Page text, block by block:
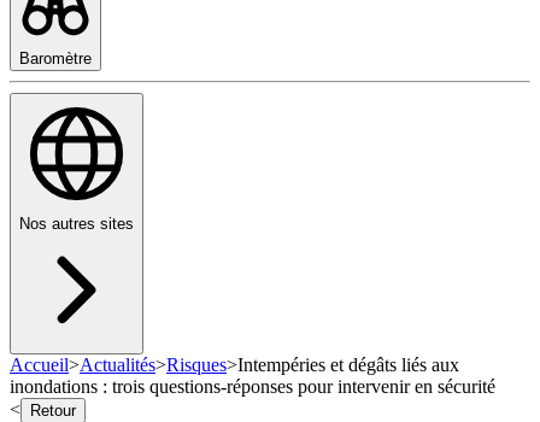
Baromètre
Nos autres sites
Accueil>Actualités>Risques>Intempéries et dégâts liés aux
inondations : trois questions-réponses pour intervenir en sécurité
<
Retour